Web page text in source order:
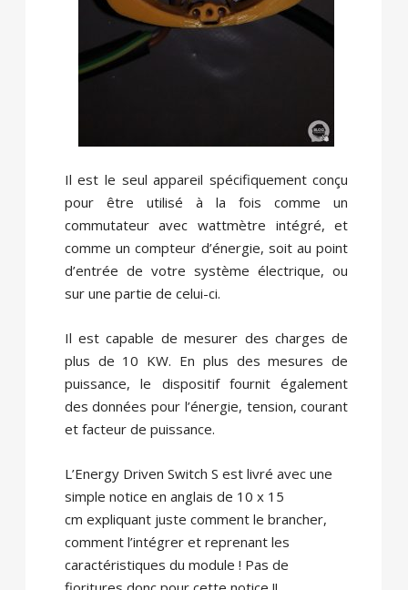
Il est le seul appareil spécifiquement conçu
pour être utilisé à la fois comme un
commutateur avec wattmètre intégré, et
comme un compteur d’énergie, soit au point
d’entrée de votre système électrique, ou
sur une partie de celui-ci.
Il est capable de mesurer des charges de
plus de 10 KW. En plus des mesures de
puissance, le dispositif fournit également
des données pour l’énergie, tension, courant
et facteur de puissance.
L’Energy Driven Switch S est livré avec une
simple notice en anglais de 10 x 15
cm expliquant juste comment le brancher,
comment l’intégrer et reprenant les
caractéristiques du module ! Pas de